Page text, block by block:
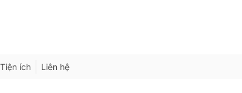
Tiện ích Liên hệ